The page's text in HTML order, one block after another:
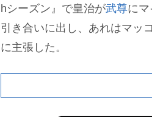
hシーズン』で皇治が武尊に
引き合いに出し、あれはマッ
に主張した。